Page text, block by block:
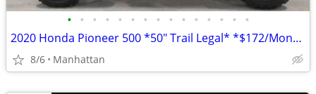
• • • • • • • • • • • • • • •
2020 Honda Pioneer 500 *50" Trail Legal* *$172/Month OAC $0 Down*
8/6 Manhattan